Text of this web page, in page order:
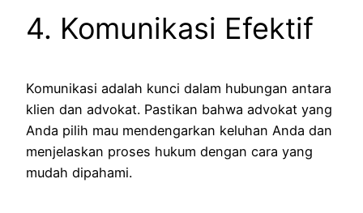
4. Komunikasi Efektif
Komunikasi adalah kunci dalam hubungan antara
klien dan advokat. Pastikan bahwa advokat yang
Anda pilih mau mendengarkan keluhan Anda dan
menjelaskan proses hukum dengan cara yang
mudah dipahami.